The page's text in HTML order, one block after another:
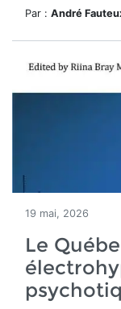
Par : André
19 mai, 2026
Le